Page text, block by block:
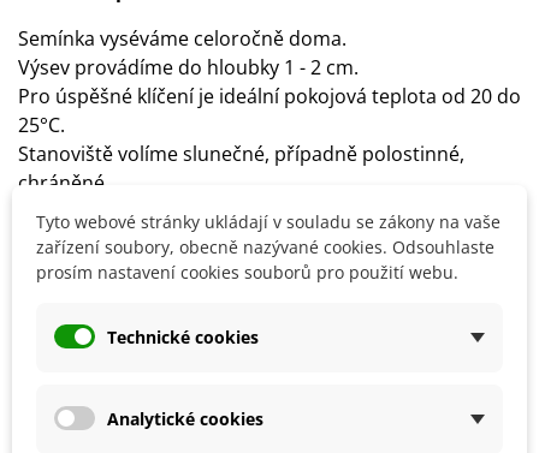
Semínka vyséváme celoročně doma.
Výsev provádíme do hloubky 1 - 2 cm.
Pro úspěšné klíčení je ideální pokojová teplota od 20 do
25°C.
Stanoviště volíme slunečné, případně polostinné,
chráněné.
Doporučujeme pěstovat v zimní zahradě nebo ve
skleníku.
Substrát udržujeme neustále vlhký.
Tyto webové stránky ukládají v souladu se zákony na vaše
zařízení soubory, obecně nazývané cookies. Odsouhlaste
prosím nastavení cookies souborů pro použití webu.
Technické cookies
Analytické cookies